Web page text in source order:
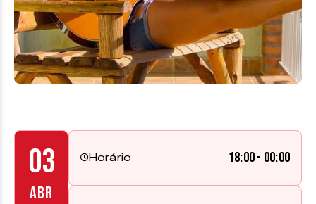
03
ABR
Horário 18:00 - 00:00